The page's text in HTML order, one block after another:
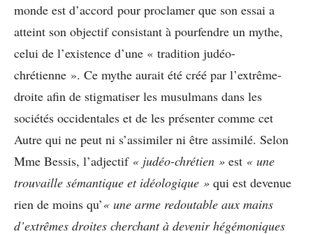
monde est d’accord pour proclamer que son essai a
atteint son objectif consistant à pourfendre un mythe,
celui de l’existence d’une « tradition judéo-
chrétienne ». Ce mythe aurait été créé par l’extrême-
droite afin de stigmatiser les musulmans dans les
sociétés occidentales et de les présenter comme cet
Autre qui ne peut ni s’assimiler ni être assimilé. Selon
Mme Bessis, l’adjectif « judéo-chrétien » est « une
trouvaille sémantique et idéologique » qui est devenue
rien de moins qu’« une arme redoutable aux mains
d’extrêmes droites cherchant à devenir hégémoniques